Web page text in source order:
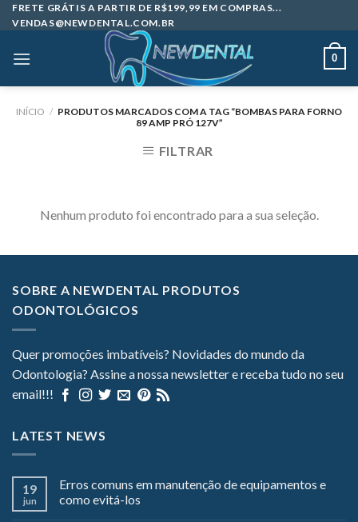
Skip
to
FRETE GRÁTIS A PARTIR DE R$199,99 EM COMPRAS...
VENDAS@NEWDENTAL.COM.BR
0
INÍCIO / PRODUTOS MARCADOS COM A TAG “BOMBAS PARA FORNO
89 AMP PRÓ 127V”
FILTRAR
Nenhum produto foi encontrado para a sua seleção.
SOBRE A NEWDENTAL PRODUTOS
ODONTOLÓGICOS
Quer promoções imbatíveis? Novidades do mundo da
Odontologia? Assine a nossa newsletter e receba tudo no seu
email!!!
LATEST NEWS
19
jun
Erros comuns em manutenção de equipamentos e
como evitá-los